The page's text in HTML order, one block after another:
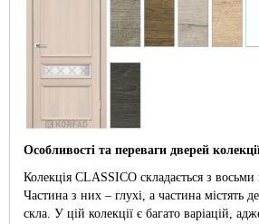
Особливості та переваги дверей
Колекція CLASSICO складається з
Частина з них – глухі, а частина містять
скла. У цій колекції є багато варіацій,